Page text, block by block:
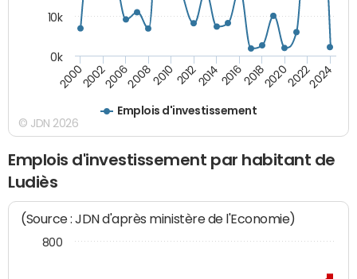
Emplois d'investissement
20002002200620082010 2012201420162018202020222024
0k
10k
© JDN 2026
Emplois d'investissement par habitant de
Ludiès
(Source : JDN d'après ministère de l'Economie)
800